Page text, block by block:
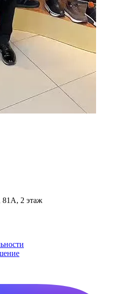
81А, 2 этаж